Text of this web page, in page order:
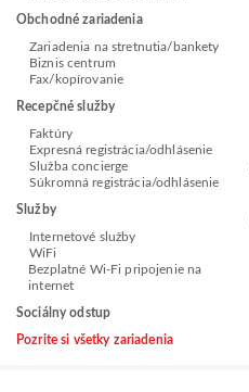
Obchodné zariadenia
Zariadenia na stretnutia/bankety
Biznis centrum
Fax/kopírovanie
Recepčné služby
Faktúry
Expresná registrácia/odhlásenie
Služba concierge
Súkromná registrácia/odhlásenie
Služby
Internetové služby
WiFi
Bezplatné Wi-Fi pripojenie na
internet
Sociálny odstup
Pozrite si všetky zariadenia